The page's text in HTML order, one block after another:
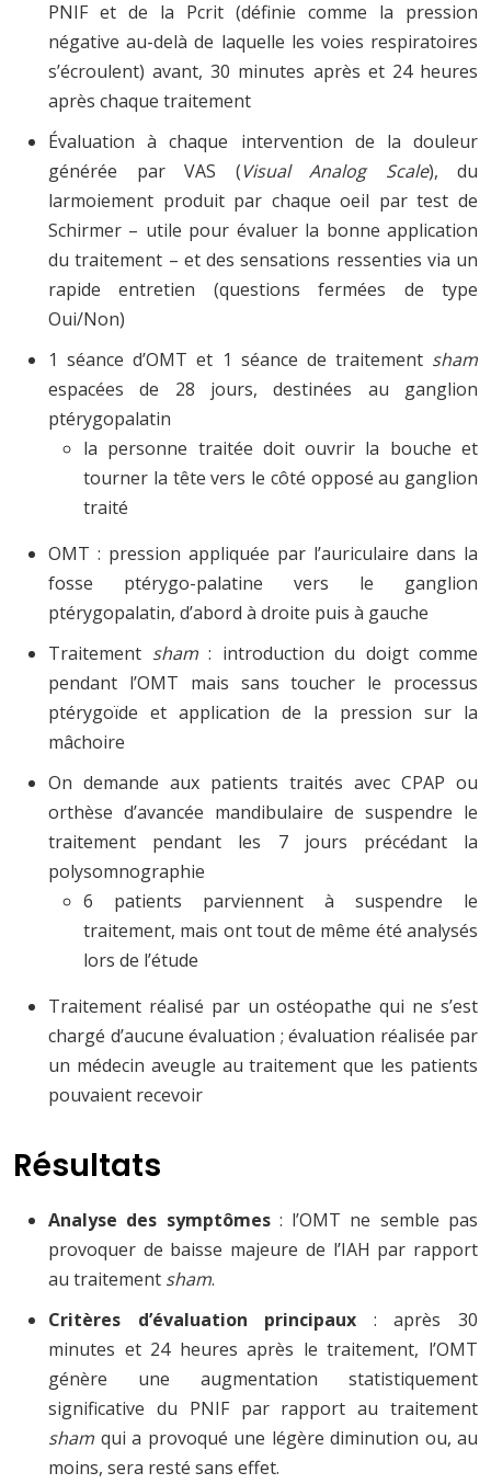
PNIF et de la Pcrit (définie comme la pression
négative au-delà de laquelle les voies respiratoires
s’écroulent) avant, 30 minutes après et 24 heures
après chaque traitement
Évaluation à chaque intervention de la douleur
générée par VAS (Visual Analog Scale), du
larmoiement produit par chaque oeil par test de
Schirmer – utile pour évaluer la bonne application
du traitement – et des sensations ressenties via un
rapide entretien (questions fermées de type
Oui/Non)
1 séance d’OMT et 1 séance de traitement sham
espacées de 28 jours, destinées au ganglion
ptérygopalatin
la personne traitée doit ouvrir la bouche et
tourner la tête vers le côté opposé au ganglion
traité
OMT : pression appliquée par l’auriculaire dans la
fosse ptérygo-palatine vers le ganglion
ptérygopalatin, d’abord à droite puis à gauche
Traitement sham: introduction du doigt comme
pendant l’OMT mais sans toucher le processus
ptérygoïde et application de la pression sur la
mâchoire
On demande aux patients traités avec CPAP ou
orthèse d’avancée mandibulaire de suspendre le
traitement pendant les 7 jours précédant la
polysomnographie
6 patients parviennent à suspendre le
traitement, mais ont tout de même été analysés
lors de l’étude
Traitement réalisé par un ostéopathe qui ne s’est
chargé d’aucune évaluation ; évaluation réalisée par
un médecin aveugle au traitement que les patients
pouvaient recevoir
Résultats
Analyse des symptômes : l’OMT ne semble pas
provoquer de baisse majeure de l’IAH par rapport
au traitement sham.
Critères d’évaluation principaux : après 30
minutes et 24 heures après le traitement, l’OMT
génère une augmentation statistiquement
significative du PNIF par rapport au traitement
sham qui a provoqué une légère diminution ou, au
moins, sera resté sans effet.